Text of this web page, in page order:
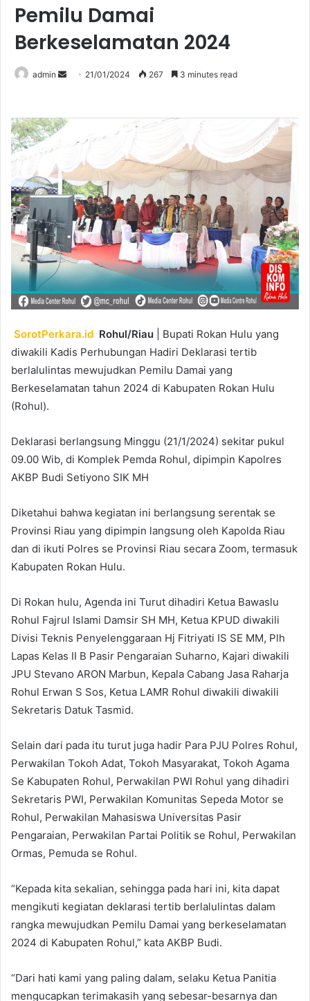
Pemilu Damai
Berkeselamatan 2024
admin
Send 21/01/2024 267 3 minutes read
SorotPerkara.id Rohul/Riau| Bupati Rokan Hulu yang
diwakili Kadis Perhubungan Hadiri Deklarasi tertib
berlalulintas mewujudkan Pemilu Damai yang
Berkeselamatan tahun 2024 di Kabupaten Rokan Hulu
(Rohul).
Deklarasi berlangsung Minggu (21/1/2024) sekitar pukul
09.00 Wib, di Komplek Pemda Rohul, dipimpin Kapolres
AKBP Budi Setiyono SIK MH
Diketahui bahwa kegiatan ini berlangsung serentak se
Provinsi Riau yang dipimpin langsung oleh Kapolda Riau
dan di ikuti Polres se Provinsi Riau secara Zoom, termasuk
Kabupaten Rokan Hulu.
Di Rokan hulu, Agenda ini Turut dihadiri Ketua Bawaslu
Rohul Fajrul Islami Damsir SH MH, Ketua KPUD diwakili
Divisi Teknis Penyelenggaraan Hj Fitriyati IS SE MM, Plh
Lapas Kelas II B Pasir Pengaraian Suharno, Kajari diwakili
JPU Stevano ARON Marbun, Kepala Cabang Jasa Raharja
Rohul Erwan S Sos, Ketua LAMR Rohul diwakili diwakili
Sekretaris Datuk Tasmid.
Selain dari pada itu turut juga hadir Para PJU Polres Rohul,
Perwakilan Tokoh Adat, Tokoh Masyarakat, Tokoh Agama
Se Kabupaten Rohul, Perwakilan PWI Rohul yang dihadiri
Sekretaris PWI, Perwakilan Komunitas Sepeda Motor se
Rohul, Perwakilan Mahasiswa Universitas Pasir
Pengaraian, Perwakilan Partai Politik se Rohul, Perwakilan
Ormas, Pemuda se Rohul.
“Kepada kita sekalian, sehingga pada hari ini, kita dapat
mengikuti kegiatan deklarasi tertib berlalulintas dalam
rangka mewujudkan Pemilu Damai yang berkeselamatan
2024 di Kabupaten Rohul,” kata AKBP Budi.
“Dari hati kami yang paling dalam, selaku Ketua Panitia
mengucapkan terimakasih yang sebesar-besarnya dan